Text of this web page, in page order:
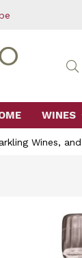
WINES
Wines,